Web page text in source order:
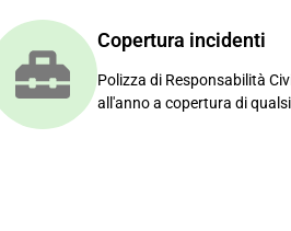
Copertura incidenti
Polizza di Responsabilità
all'anno a copertura di